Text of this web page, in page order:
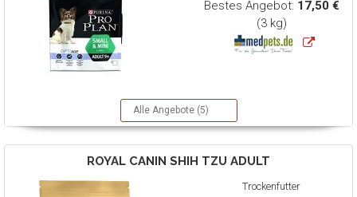
Bestes Angebot: 17,50 €
(3 kg)
Alle Angebote (5)
ROYAL CANIN SHIH TZU ADULT
Trockenfutter